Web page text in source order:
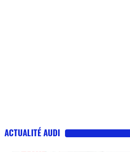
ACTUALITÉ AUDI